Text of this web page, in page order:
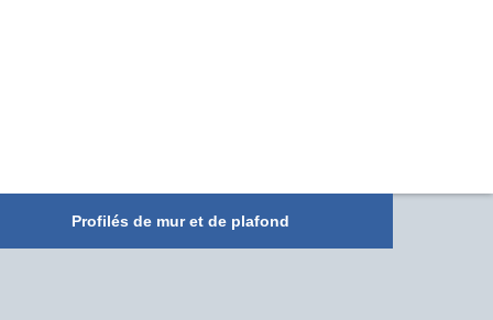
Profilés de mur et de plafond